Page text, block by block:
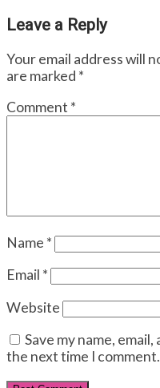
Leave a Reply
Your email address will
are marked *
Comment *
Name *
Email *
Website
Save my name,
the next time I comment.